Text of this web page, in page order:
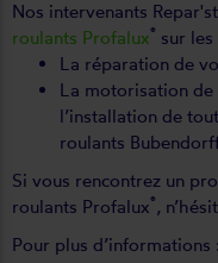
Nos intervenants
roulants Profalux® sur
La réparation de
La motorisation
l’installation de
roulants
Si vous rencontrez un
roulants Profalux®,
Pour plus d’informations :